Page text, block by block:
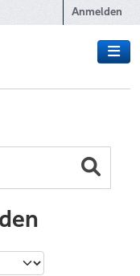
Anmelden